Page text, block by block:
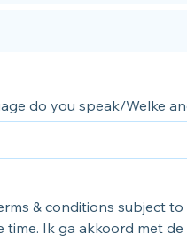
do you speak/Welke
& conditions subject
time. Ik ga akkoord met